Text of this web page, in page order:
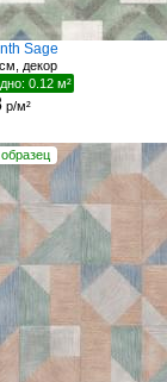
Sage
декор
0.12 м²
р/м²